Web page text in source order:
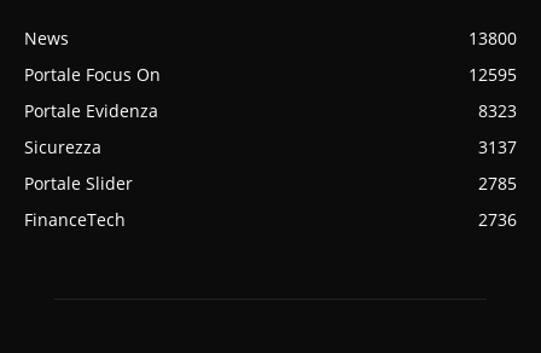
News
13800
Portale Focus On
12595
Portale Evidenza
8323
Sicurezza
3137
Portale Slider
2785
FinanceTech
2736